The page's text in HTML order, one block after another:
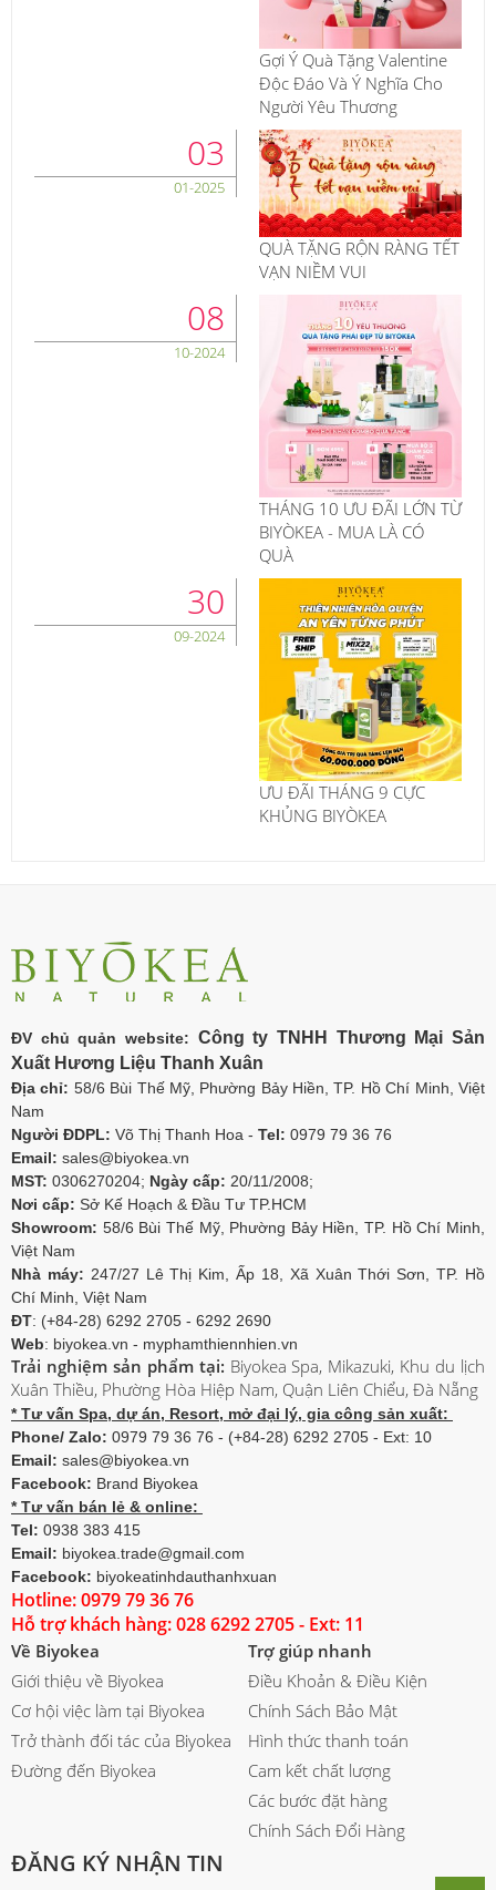
Gợi Ý Quà Tặng Valentine
Độc Đáo Và Ý Nghĩa Cho
Người Yêu Thương
03
01-2025
QUÀ TẶNG RỘN RÀNG TẾT
VẠN NIỀM VUI
08
10-2024
THÁNG 10 ƯU ĐÃI LỚN TỪ
BIYÒKEA - MUA LÀ CÓ
QUÀ
30
09-2024
ƯU ĐÃI THÁNG 9 CỰC
KHỦNG BIYÒKEA
ĐV chủ quản website: Công ty TNHH Thương Mại Sản
Xuất Hương Liệu Thanh Xuân
Địa chỉ: 58/6 Bùi Thế Mỹ, Phường Bảy Hiền, TP. Hồ Chí Minh, Việt
Nam
Người ĐDPL: Võ Thị Thanh Hoa - Tel: 0979 79 36 76
Email: sales@biyokea.vn
MST: 0306270204; Ngày cấp: 20/11/2008;
Nơi cấp: Sở Kế Hoạch & Đầu Tư TP.HCM
Showroom: 58/6 Bùi Thế Mỹ, Phường Bảy Hiền, TP. Hồ Chí Minh,
Việt Nam
Nhà máy: 247/27 Lê Thị Kim, Ấp 18, Xã Xuân Thới Sơn, TP. Hồ
Chí Minh, Việt Nam
ĐT: (+84-28) 6292 2705 - 6292 2690
Web: biyokea.vn - myphamthiennhien.vn
Trải nghiệm sản phẩm tại: Biyokea Spa, Mikazuki, Khu du lịch
Xuân Thiều, Phường Hòa Hiệp Nam, Quận Liên Chiểu, Đà Nẵng
* Tư vấn Spa, dự án, Resort, mở đại lý, gia công sản xuất:
Phone/ Zalo: 0979 79 36 76 - (+84-28) 6292 2705 - Ext: 10
Email: sales@biyokea.vn
Facebook: Brand Biyokea
* Tư vấn bán lẻ & online:
Tel: 0938 383 415
Email: biyokea.trade@gmail.com
Facebook: biyokeatinhdauthanhxuan
Hotline: 0979 79 36 76
Hỗ trợ khách hàng: 028 6292 2705 - Ext: 11
Về Biyokea
Giới thiệu về Biyokea
Cơ hội việc làm tại Biyokea
Trở thành đối tác của Biyokea
Đường đến Biyokea
Trợ giúp nhanh
Điều Khoản & Điều Kiện
Chính Sách Bảo Mật
Hình thức thanh toán
Cam kết chất lượng
Các bước đặt hàng
Chính Sách Đổi Hàng
ĐĂNG KÝ NHẬN TIN